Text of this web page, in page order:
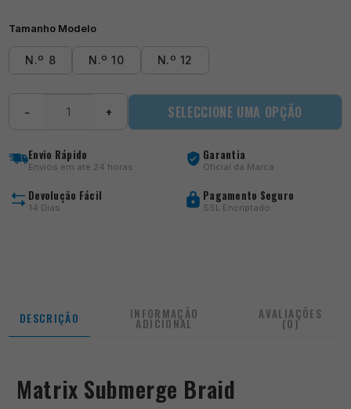
Tamanho Modelo
N.º 8 N.º 10 N.º 12
− + SELECCIONE UMA OPÇÃO
Envio Rápido
Envios em até 24 horas
Garantia
Oficial da Marca
Devolução Fácil
14 Dias
Pagamento Seguro
SSL Encriptado
DESCRIÇÃO INFORMAÇÃO
ADICIONAL
AVALIAÇÕES
(0)
Matrix Submerge Braid